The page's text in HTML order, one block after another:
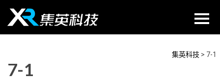
content
集英科技 > 7-1
7-1